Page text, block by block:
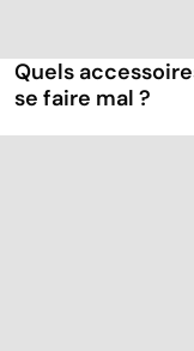
Quels
se faire mal ?